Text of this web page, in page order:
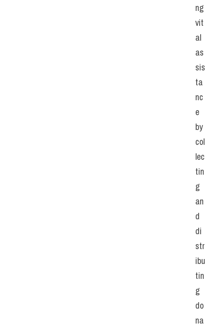
ng
vit
al
as
sis
ta
nc
e
by
col
lec
tin
g
an
d
di
str
ibu
tin
g
do
na